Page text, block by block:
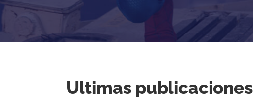
Ultimas publicaciones